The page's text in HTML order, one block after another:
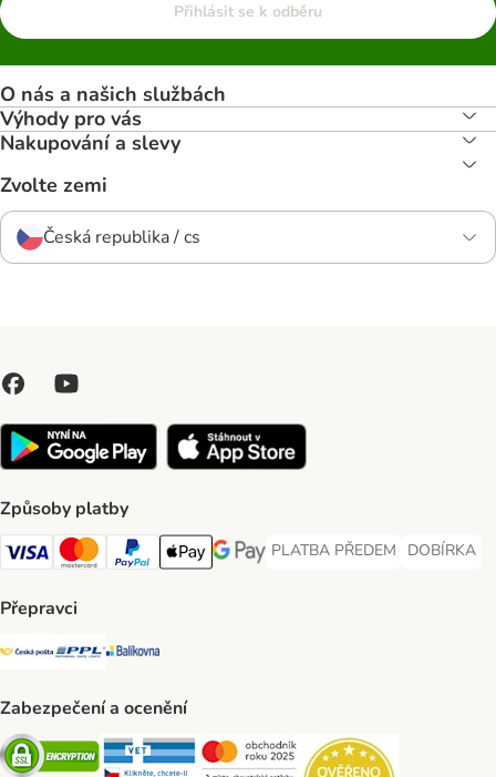
Přihlásit se k odběru
O nás a našich službách
Výhody pro vás
Nakupování a slevy
Zvolte zemi
Česká republika / cs
Způsoby platby
Visa Payment Method
Mastercard Payment Method
PayPal Payment Method
Apple pay Payment Method
GooglePay Payment Method
PLATBA PŘEDEM
PLATBA PŘEDEM Payment
DOBÍRKA
DOBÍRKA
Přepravci
Česká pošta Shipping Method
PPL Shipping Method
Balíkovna Shipping Method
Zabezpečení a ocenění
Security Security Security